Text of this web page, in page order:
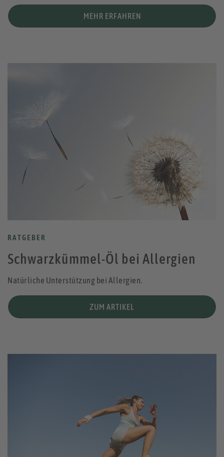
MEHR ERFAHREN
RATGEBER
Schwarzkümmel-Öl bei Allergien
Natürliche Unterstützung bei Allergien.
ZUM ARTIKEL